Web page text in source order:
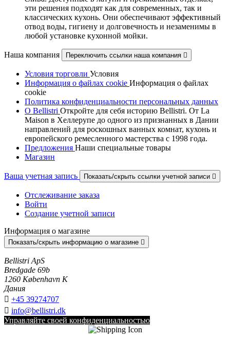
эти решения подходят как для современных, так и
классических кухонь. Они обеспечивают эффективный
отвод воды, гигиену и долговечность и незаменимы в
любой установке кухонной мойки.
Наша компания Переключить ссылки наша компания 
Условия торговли Условия
Информация о файлах cookie Информация о файлах
cookie
Политика конфиденциальности персональных данных
О Bellistri Откройте для себя историю Bellistri. От La
Maison в Хеллерупе до одного из признанных в Дании
направлений для роскошных ванных комнат, кухонь и
европейского ремесленного мастерства с 1998 года.
Предложения Наши специальные товары
Магазин
Ваша учетная запись Показать/скрыть ссылки учетной записи 
Отслеживание заказа
Войти
Создание учетной записи
Информация о магазине
Показать/скрыть информацию о магазине 
Bellistri ApS
Bredgade 69b
1260 København K
Дания
 +45 39274707
 info@bellistri.dk
Управляйте своей конфиденциальностью